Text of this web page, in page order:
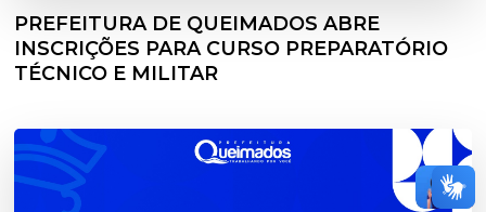
PREFEITURA DE QUEIMADOS ABRE
INSCRIÇÕES PARA CURSO PREPARATÓRIO
TÉCNICO E MILITAR